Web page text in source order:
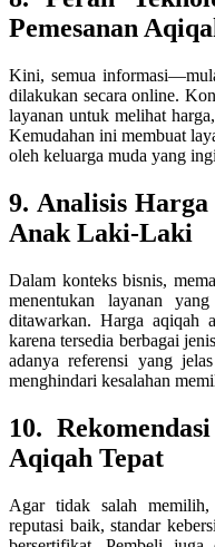
Pemesanan
Kini, semua
dilakukan secara online.
layanan untuk melihat
Kemudahan ini membuat
oleh keluarga muda yang
9. Analisis
Anak Laki-Laki
Dalam konteks bisnis,
menentukan layanan
ditawarkan. Harga aqiqah
karena tersedia berbagai
adanya referensi yang
menghindari kesalahan
10.
Aqiqah Tepat
Agar tidak salah memilih,
reputasi baik, standar